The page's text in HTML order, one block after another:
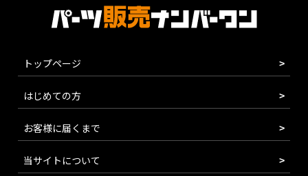
トップページ
はじめての方
お客様に届くまで
当サイトについて